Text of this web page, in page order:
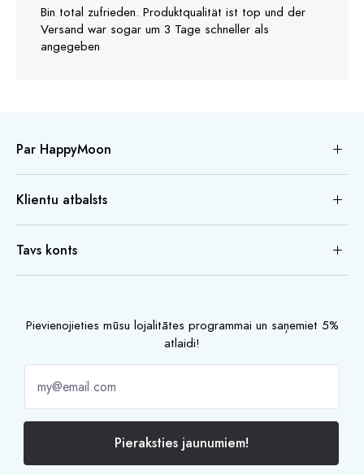
Bin total zufrieden. Produktqualität ist top und der
Versand war sogar um 3 Tage schneller als
angegeben
Par HappyMoon
Klientu atbalsts
Tavs konts
Pievienojieties mūsu lojalitātes programmai un saņemiet 5%
atlaidi!
Pieraksties jaunumiem!